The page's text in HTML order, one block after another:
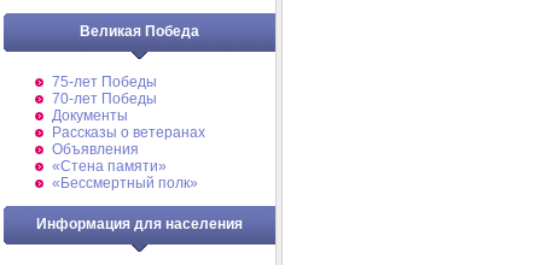
Великая Победа
75-лет Победы
70-лет Победы
Документы
Рассказы о ветеранах
Объявления
«Стена памяти»
«Бессмертный полк»
Информация для населения